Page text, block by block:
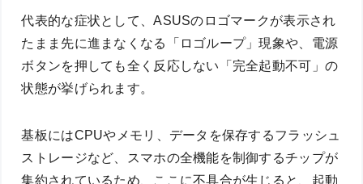
代表的な症状として、ASUSのロゴマークが表示され
たまま先に進まなくなる「ロゴループ」現象や、電源
ボタンを押しても全く反応しない「完全起動不可」の
状態が挙げられます。
基板にはCPUやメモリ、データを保存するフラッシュ
ストレージなど、スマホの全機能を制御するチップが
集約されているため、ここに不具合が生じると、起動